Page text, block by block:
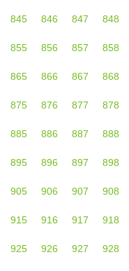
845 846 847 848
855 856 857 858
865 866 867 868
875 876 877 878
885 886 887 888
895 896 897 898
905 906 907 908
915 916 917 918
925 926 927 928